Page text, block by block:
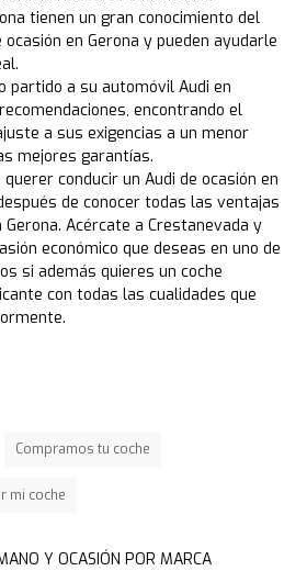
tienen un gran conocimiento del
en Gerona y pueden ayudarle
partido a su automóvil Audi en
encontrando el
a sus exigencias a un menor
mejores garantías.
conducir un Audi de ocasión en
de conocer todas las ventajas
Acércate a Crestanevada y
económico que deseas en uno de
si además quieres un coche
con todas las cualidades que
Compramos tu coche
mi coche
Y OCASIÓN POR MARCA